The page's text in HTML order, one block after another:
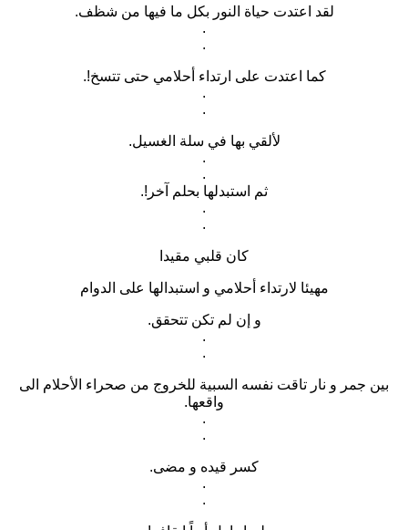
لقد اعتدت حياة النور بكل ما فيها من شظف.
.
.
كما اعتدت على ارتداء أحلامي حتى تتسخ!.
.
.
لألقي بها في سلة الغسيل.
.
.
ثم استبدلها بحلم آخر!.
.
.
كان قلبي مقيدا
مهيئا لارتداء أحلامي و استبدالها على الدوام
و إن لم تكن تتحقق.
.
.
بين جمر و نار تاقت نفسه السبية للخروج من صحراء الأحلام الى
واقعها.
.
.
كسر قيده و مضى.
.
.